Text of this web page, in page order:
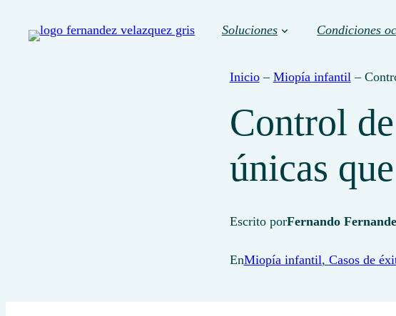
Soluciones Condiciones
Inicio– Miopía infantil–
Control
únicas
Escrito porFernando
EnMiopía infantil, Casos de